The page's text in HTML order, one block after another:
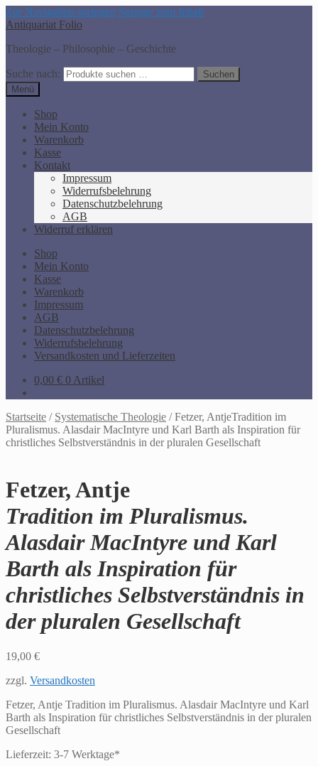
Zur Navigation springen Springe zum Inhalt
Antiquariat Folio
Theologie – Philosophie – Geschichte
Suche nach:
Suchen
Menü
Shop
Mein Konto
Warenkorb
Kasse
Kontakt
Impressum
Widerrufsbelehrung
Datenschutzbelehrung
AGB
Widerruf erklären
Shop
Mein Konto
Kasse
Warenkorb
Impressum
AGB
Datenschutzbelehrung
Widerrufsbelehrung
Versandkosten und Lieferzeiten
0,00 € 0 Artikel
Startseite / Systematische Theologie /Fetzer, AntjeTradition im
Pluralismus. Alasdair MacIntyre und Karl Barth als Inspiration für
christliches Selbstverständnis in der pluralen Gesellschaft
Fetzer, Antje
Tradition im Pluralismus.
Alasdair MacIntyre und Karl
Barth als Inspiration für
christliches Selbstverständnis in
der pluralen Gesellschaft
19,00 €
zzgl. Versandkosten
Fetzer, Antje Tradition im Pluralismus. Alasdair MacIntyre und Karl
Barth als Inspiration für christliches Selbstverständnis in der pluralen
Gesellschaft
Lieferzeit: 3-7 Werktage*